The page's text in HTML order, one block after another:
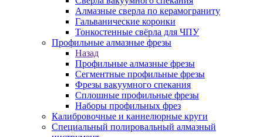
Алмазные сверла по керамограниту
Гальванические коронки
Тонкостенные свёрла для ЧПУ
Профильные алмазные фрезы
Назад
Профильные алмазные фрезы
Сегментные профильные фрезы
Фрезы вакуумного спекания
Сплошные профильные фрезы
Наборы профильных фрез
Калибровочные и каннелюрные круги
Специальный полировальный алмазный